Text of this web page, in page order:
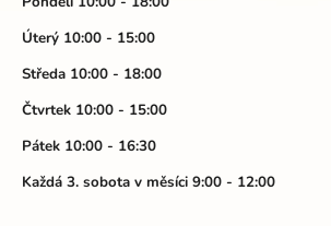
Úterý 10:00 - 15:00
Středa 10:00 - 18:00
Čtvrtek 10:00 - 15:00
Pátek 10:00 - 16:30
Každá 3. sobota v měsíci 9:00 - 12:00